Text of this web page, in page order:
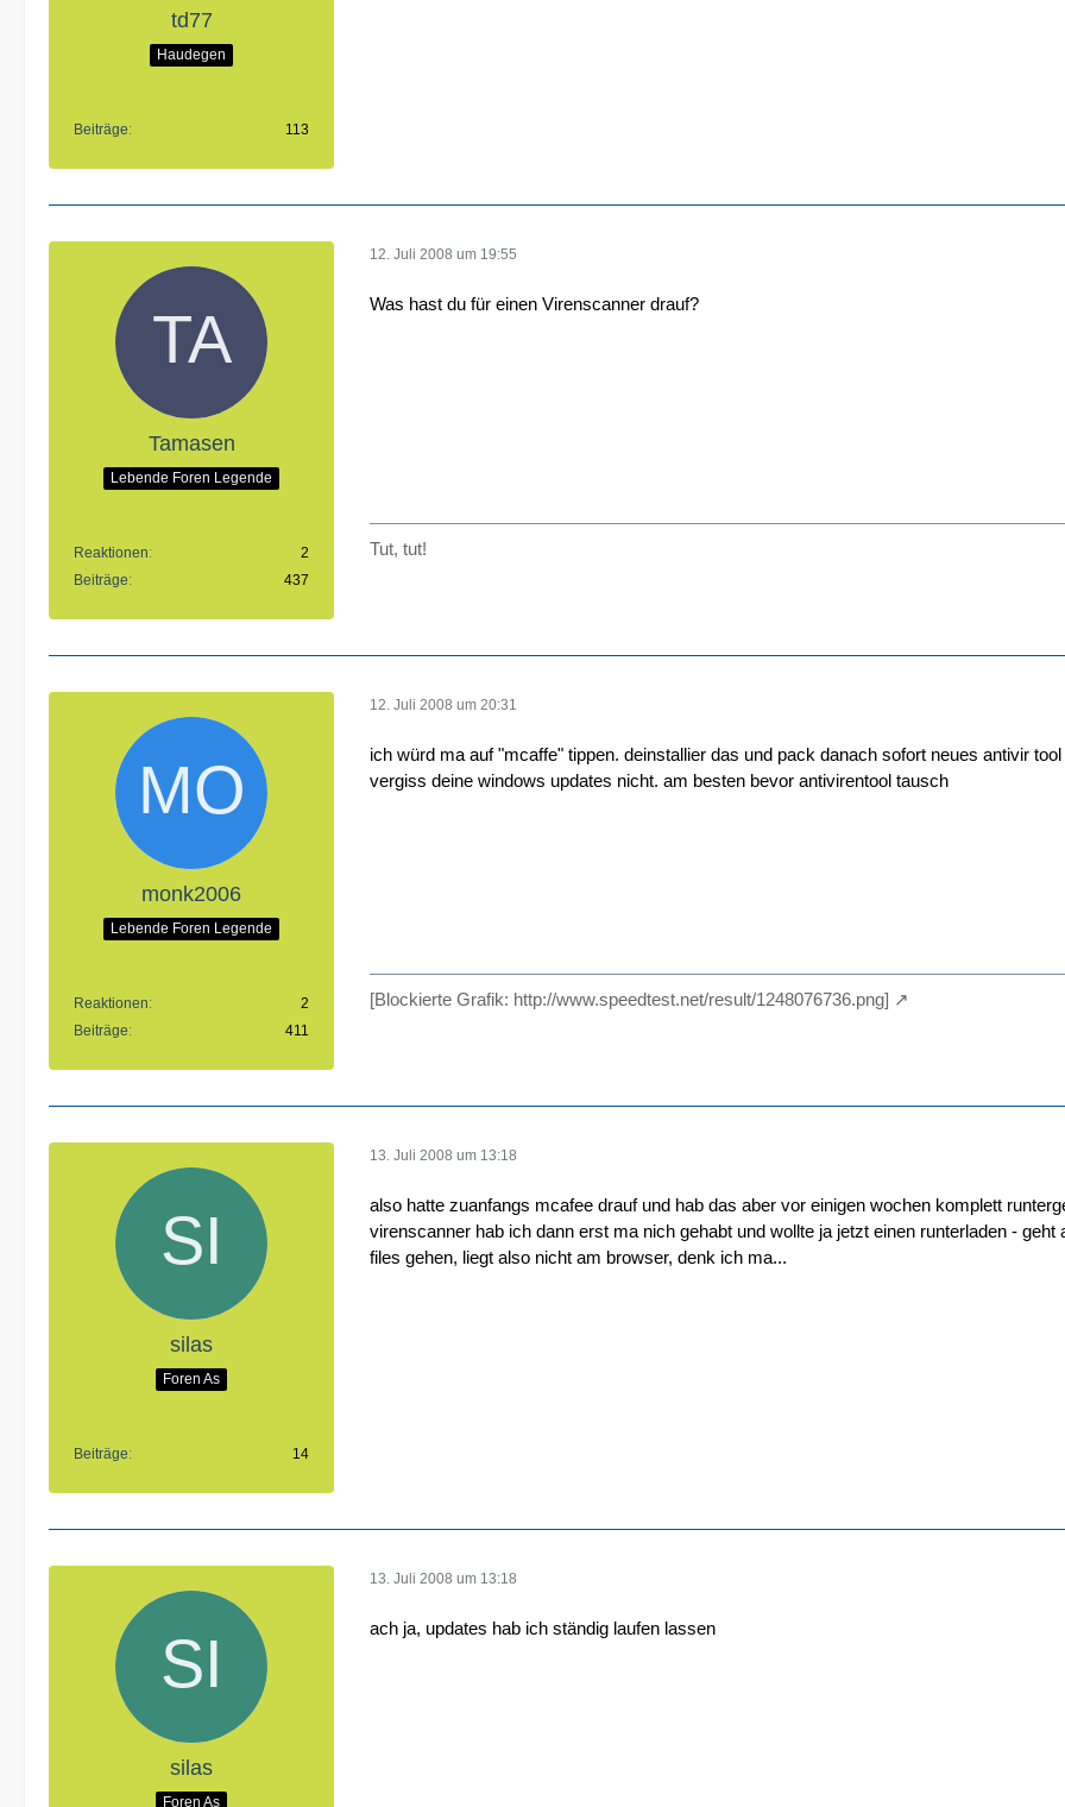
td77
Haudegen
Beiträge 113
Tamasen
Lebende Foren Legende
Reaktionen
2
Beiträge
437
12. Juli 2008 um 19:55
Was hast du für einen Virenscanner drauf?
Tut, tut!
monk2006
Lebende Foren Legende
Reaktionen
2
Beiträge
411
12. Juli 2008 um 20:31
ich würd ma auf "mcaffe" tippen. deinstallier das und pack danach sofort neues antivir
vergiss deine windows updates nicht. am besten bevor antivirentool tausch
[Blockierte Grafik: http://www.speedtest.net/result/1248076736.png]
silas
Foren As
Beiträge 14
13. Juli 2008 um 13:18
also hatte zuanfangs mcafee drauf und hab das aber vor einigen wochen komplett
virenscanner hab ich dann erst ma nich gehabt und wollte ja jetzt einen runterladen -
files gehen, liegt also nicht am browser, denk ich ma...
silas
Foren As
13. Juli 2008 um 13:18
ach ja, updates hab ich ständig laufen lassen